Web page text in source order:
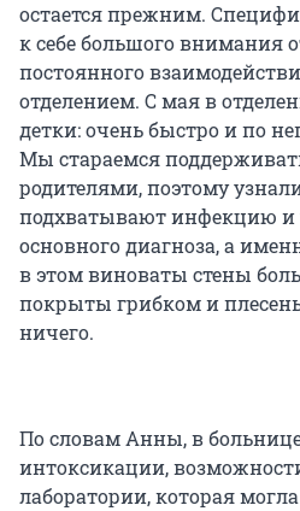
остается прежним.
к себе большого внимания
постоянного
отделением. С мая в
детки: очень быстро и по
Мы стараемся
родителями, поэтому
подхватывают инфекцию и
основного диагноза, а
в этом виноваты стены
покрыты грибком и
ничего.
По словам Анны, в
интоксикации,
лаборатории, которая